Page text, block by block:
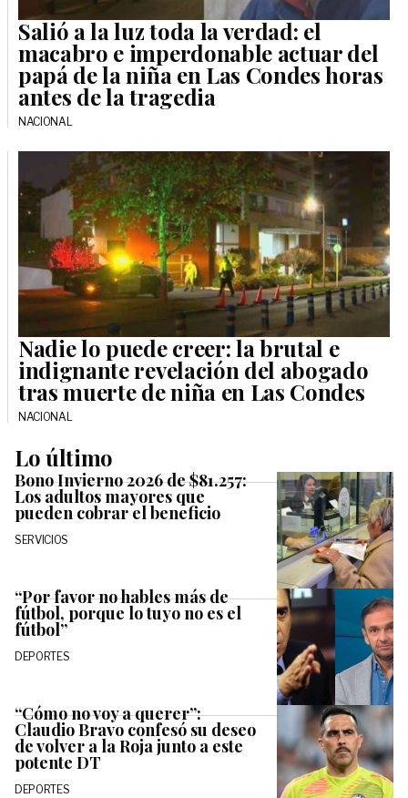
Salió a la luz toda la verdad: el
macabro e imperdonable actuar del
papá de la niña en Las Condes horas
antes de la tragedia
NACIONAL
Nadie lo puede creer: la brutal e
indignante revelación del abogado
tras muerte de niña en Las Condes
NACIONAL
Lo último
Bono Invierno 2026 de $81.257:
Los adultos mayores que
pueden cobrar el beneficio
SERVICIOS
“Por favor no hables más de
fútbol, porque lo tuyo no es el
fútbol”
DEPORTES
“Cómo no voy a querer”:
Claudio Bravo confesó su deseo
de volver a la Roja junto a este
potente DT
DEPORTES